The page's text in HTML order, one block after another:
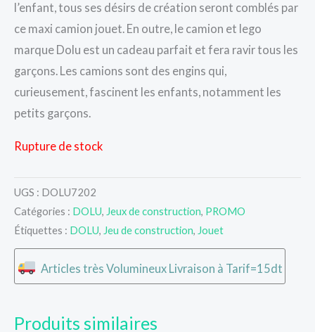
l’enfant, tous ses désirs de création seront comblés par
ce maxi camion jouet. En outre, le camion et lego
marque Dolu est un cadeau parfait et fera ravir tous les
garçons. Les camions sont des engins qui,
curieusement, fascinent les enfants, notamment les
petits garçons.
Rupture de stock
UGS : DOLU7202
Catégories : DOLU, Jeux de construction, PROMO
Étiquettes : DOLU, Jeu de construction, Jouet
Articles très Volumineux Livraison à Tarif=15dt
Produits similaires